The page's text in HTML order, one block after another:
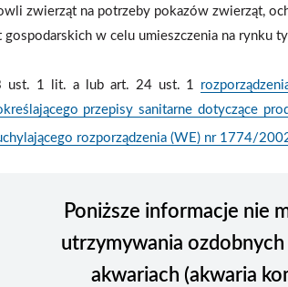
zwierząt na potrzeby pokazów zwierząt,
gospodarskich w celu umieszczenia na
ust. 1 lit. a lub art. 24 ust. 1
przepisy sanitarne dotyczące
rozporządzenia (WE) nr 1774/
Poniższe informacje nie
utrzymywania
akwariach (akwaria